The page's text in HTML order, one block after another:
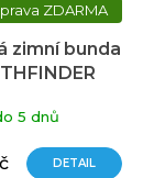
ZDARMA
zimní bunda
5 dnů
DETAIL